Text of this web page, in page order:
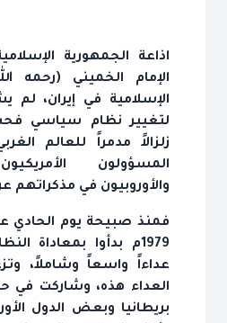
اذاعة الجمهورية
الإمام الخميني (رحمه
الإسلامية في إيران، لم
لتغيير نظام سياسي
زلزالاً مدمراً للعالم
المسؤولون
والأوروبيون في مذكراتهم
فمنذ صبيحة يوم
1979م بدأوا بمعاداة
عداءاً واسعاً وشاملاً،
العداء هذه، وشاركت في
بريطانيا وبعض الدول